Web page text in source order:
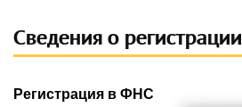
Сведения о регистрации
Регистрация в ФНС